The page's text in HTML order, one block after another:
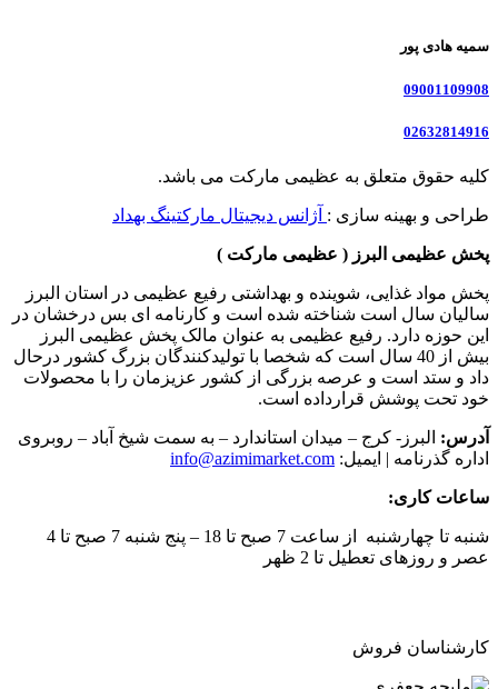
سمیه هادی پور
09001109908
02632814916
کلیه حقوق متعلق به عظیمی مارکت می باشد.
طراحی و بهینه سازی : آژانس دیجیتال مارکتینگ بهداد
پخش عظیمی البرز ( عظیمی مارکت )
پخش مواد غذایی، شوینده و بهداشتی رفیع عظیمی در استان البرز
سالیان سال است شناخته شده است و کارنامه ای بس درخشان در
این حوزه دارد. رفیع عظیمی به عنوان مالک پخش عظیمی البرز
بیش از 40 سال است که شخصا با تولیدکنندگان بزرگ کشور درحال
داد و ستد است و عرصه بزرگی از کشور عزیزمان را با محصولات
خود تحت پوشش قرارداده است.
آدرس: البرز- کرج – میدان استاندارد – به سمت شیخ آباد – روبروی
اداره گذرنامه | ایمیل: info@azimimarket.com
ساعات کاری:
شنبه تا چهارشنبه از ساعت 7 صبح تا 18 – پنج شنبه 7 صبح تا 4
عصر و روزهای تعطیل تا 2 ظهر
کارشناسان فروش